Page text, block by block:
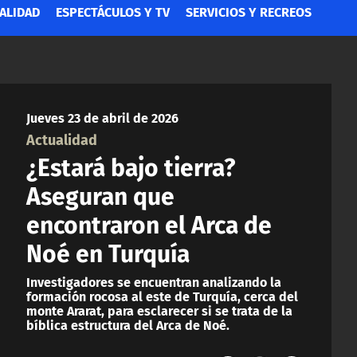
ESPECTÁCULOS Y TV SERVICIOS Y RECREOS
Jueves 23 de abril de 2026
Actualidad
¿Estará bajo tierra?
Aseguran que
encontraron el Arca de
Noé en Turquía
Investigadores se encuentran analizando la
formación rocosa al este de Turquía, cerca del
monte Ararat, para esclarecer si se trata de la
bíblica estructura del Arca de Noé.